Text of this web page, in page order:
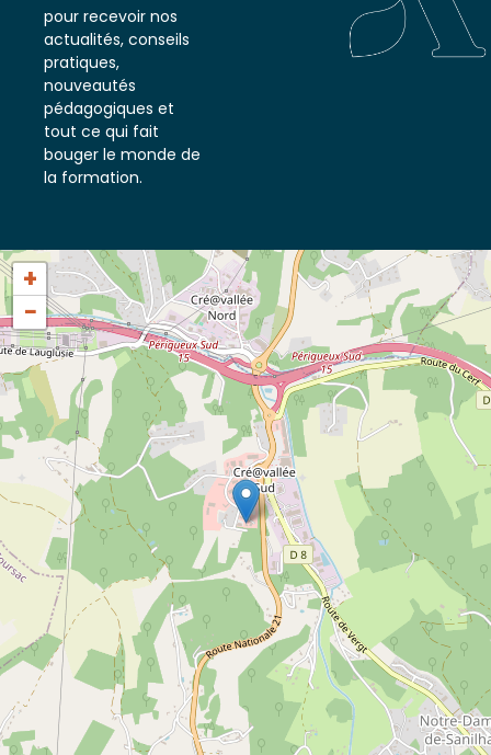
notre newsletter
pour recevoir nos
actualités, conseils
pratiques,
nouveautés
pédagogiques et
tout ce qui fait
bouger le monde de
+
−